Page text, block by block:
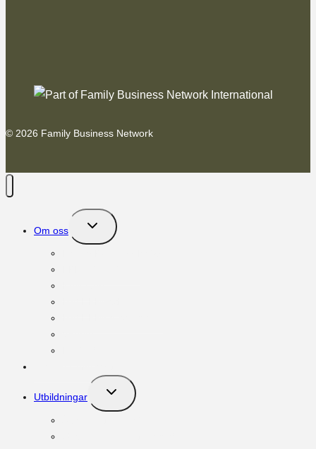
© 2026 Family Business Network
Om oss
Toggle
menu
Utbildningar
Toggle
menu